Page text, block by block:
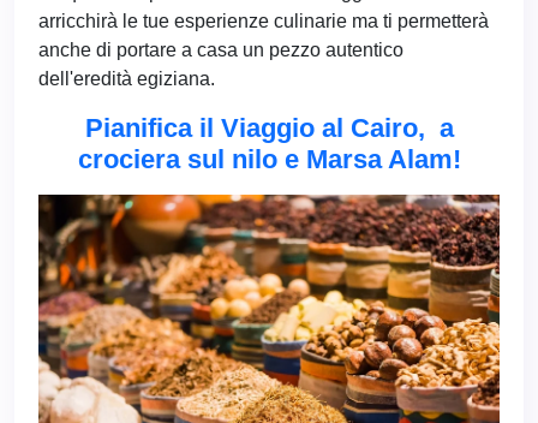
arricchirà le tue esperienze culinarie ma ti permetterà
anche di portare a casa un pezzo autentico
dell'eredità egiziana.
Pianifica il Viaggio al Cairo, a
crociera sul nilo e Marsa Alam!